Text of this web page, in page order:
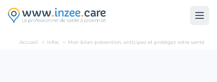
Accueil > infos > Mon bilan prévention, anticipez et protégez votre santé